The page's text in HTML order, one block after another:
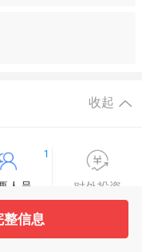
收起
1
人员 对外投资
信息